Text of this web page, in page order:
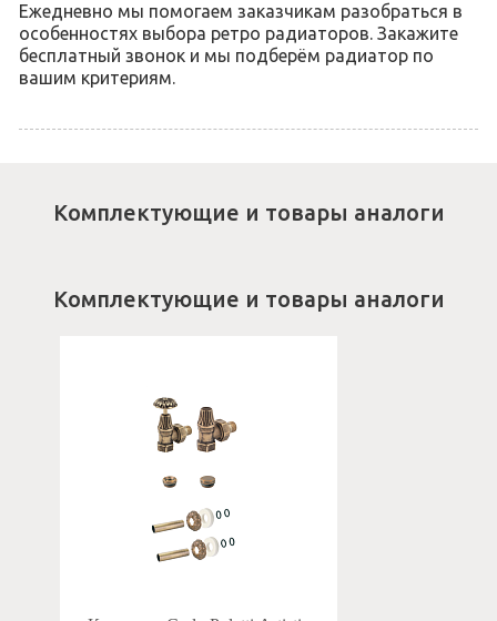
Ежедневно мы помогаем заказчикам разобраться в
особенностях выбора ретро радиаторов. Закажите
бесплатный звонок и мы подберём радиатор по
вашим критериям.
Комплектующие и товары аналоги
Комплектующие и товары аналоги